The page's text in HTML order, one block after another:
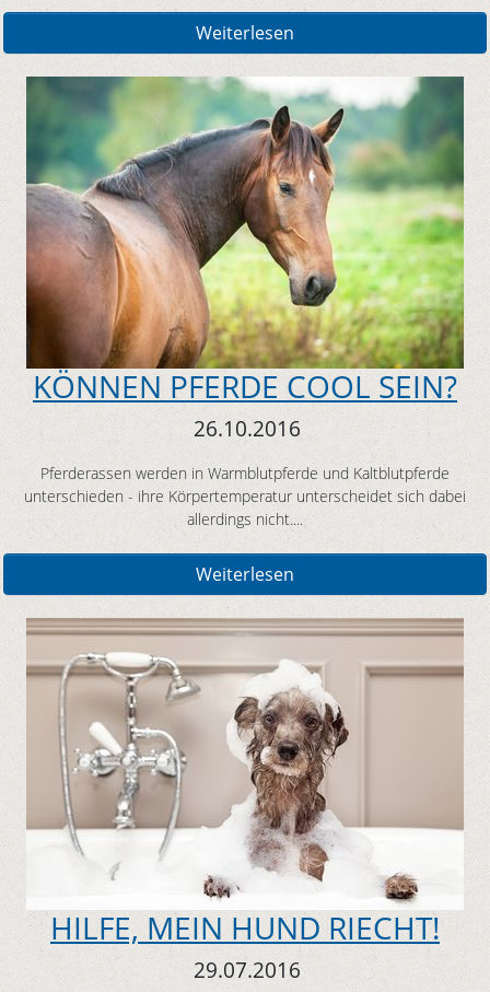
Weiterlesen
KÖNNEN PFERDE COOL SEIN?
26.10.2016
Pferderassen werden in Warmblutpferde und Kaltblutpferde
unterschieden - ihre Körpertemperatur unterscheidet sich dabei
allerdings nicht....
Weiterlesen
HILFE, MEIN HUND RIECHT!
29.07.2016